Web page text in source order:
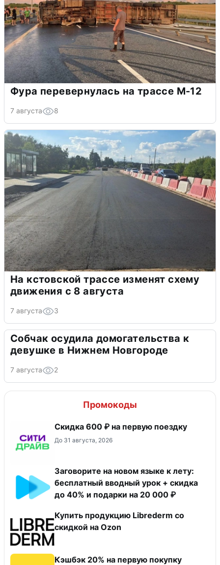
Фура перевернулась на трассе М-12
7 августа 8
На кстовской трассе изменят схему
движения с 8 августа
7 августа 3
Собчак осудила домогательства к
девушке в Нижнем Новгороде
7 августа 2
Промокоды
Скидка 600 ₽ на первую поездку
До 31 августа, 2026
Заговорите на новом языке к лету:
бесплатный вводный урок + скидка
до 40% и подарки на 20 000 ₽
Купить продукцию Librederm со
скидкой на Ozon
Кэшбэк 20% на первую покупку